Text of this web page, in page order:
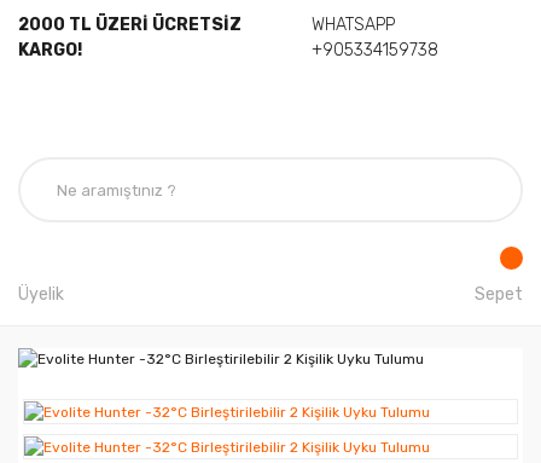
2000 TL ÜZERİ ÜCRETSİZ
KARGO!
WHATSAPP
+905334159738
Üyelik Sepet